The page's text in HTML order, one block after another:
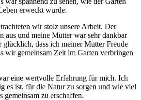
erweckt wurde.
wir stolz unsere Arbeit. Der
aus und meine Mutter war sehr dankbar
dass ich meiner Mutter Freude
wir gemeinsam Zeit im Garten verbringen
eine wertvolle Erfahrung für mich. Ich
es ist, für die Natur zu sorgen und wie viel
gemeinsam zu erschaffen.